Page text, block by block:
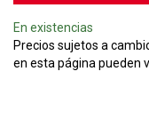
En existencias
Precios sujetos a
en esta página pueden